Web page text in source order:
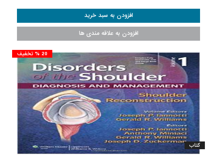
کتاب
20 % تخفیف